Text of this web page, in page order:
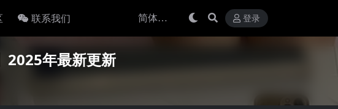
联系我们 登录
2025年最新更新